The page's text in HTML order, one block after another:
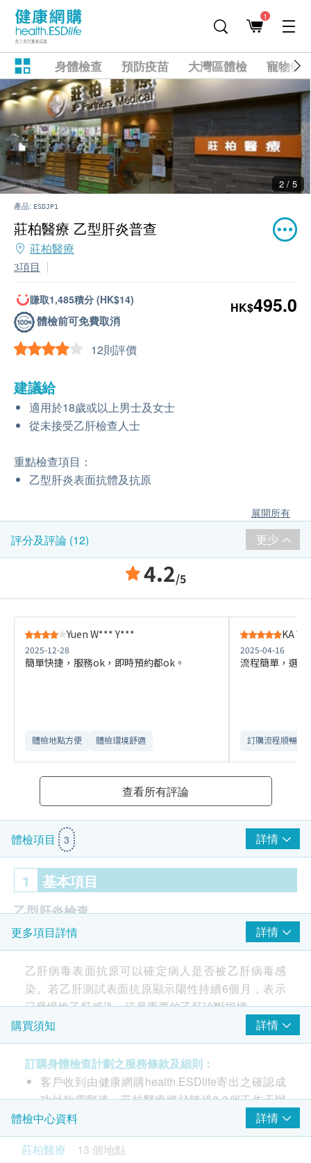
1
身體檢查 預防疫苗 大灣區體檢 寵物健
2 / 5
產品: ESDJP1
莊柏醫療 乙型肝炎普查
莊柏醫療
3項目
賺取1,485積分 (HK$14)
體檢前可免費取消
12則評價
HK$495.0
建議給
適用於18歲或以上男士及女士
從未接受乙肝檢查人士
重點檢查項目：
乙型肝炎表面抗體及抗原
展開所有
評分及評論 (12) 更少
4.2/5
Yuen W*** Y***
2025-12-28
簡單快捷，服務ok，即時預約都ok。
體檢地點方便 體檢環境舒適​
KA
2025-04-16
流程簡單，選
訂購流程順暢
查看所有評論
體檢項目 3 詳情
1 基本項目
乙型肝炎檢查
乙型肝炎表面抗體
報告
更多項目詳情 詳情
乙肝病毒表面抗原可以確定病人是否被乙肝病毒感
染。若乙肝測試表面抗原顯示陽性持續6個月，表示
已受慢性乙肝感染，這是重要的乙肝診斷指標。
乙肝病毒表面抗體，它幫助身體清除乙肝病毒，屬於
好指標，結果決定是否需要補打疫苗。
乙肝病毒表面抗原可以確定病人是否被乙肝病毒感
染。若乙肝測試表面抗原陽性持續6個月，表示已受
慢性乙肝感染，是重要的乙肝診斷指標。
乙肝病毒表面抗體，它幫助身體清除乙肝病毒，屬於
好指標，結果決定是否需要補打疫苗。
購買須知 詳情
訂購身體檢查計劃之服務條款及細則：
客戶收到由健康網購health.ESDlife寄出之確認成
功付款電郵後，莊柏醫療將於隨後2-3個工作天辦
公時間內，致電客戶及預約身體檢查的時間及地
點。
本身體檢查計劃有效期為1年，客戶必須於1年內
體檢中心資料
詳情
莊柏醫療
13 個地點